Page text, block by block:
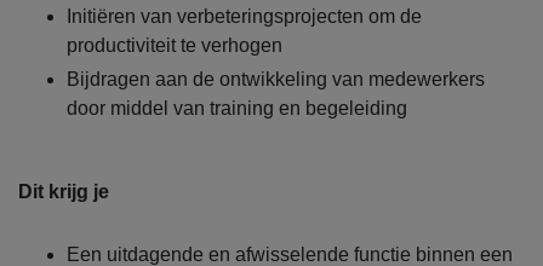
Initiëren van verbeteringsprojecten om de
productiviteit te verhogen
Bijdragen aan de ontwikkeling van medewerkers
door middel van training en begeleiding
Dit krijg je
Een uitdagende en afwisselende functie binnen een